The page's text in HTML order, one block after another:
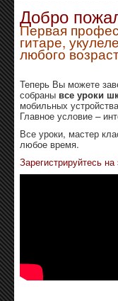
Добро
Первая
гитаре,
любого
Теперь Вы можете
собраны все уроки
мобильных
Главное условие –
Все уроки, мастер
любое время.
Зарегистрируйтесь